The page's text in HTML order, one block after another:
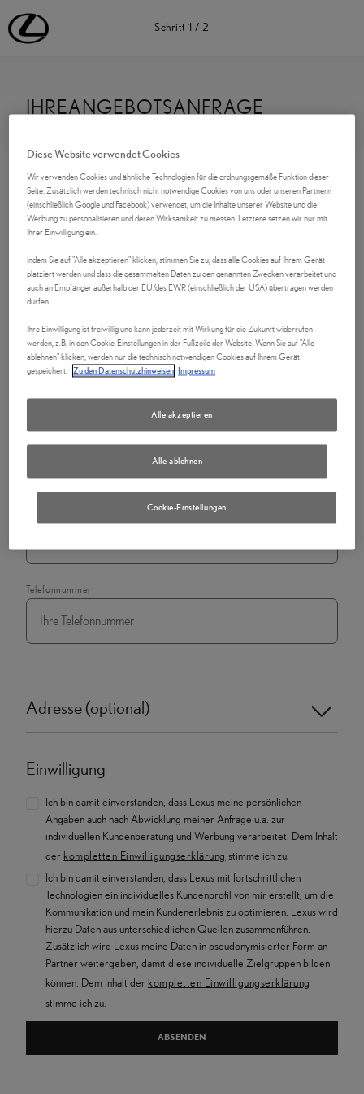
Schritt 1 /2
IHREANGEBOTSANFRAGE
Kontaktdaten
Anrede
Vorname*
Nachname*
Firma*
Telefonnummer
Adresse (optional)
Einwilligung
Ich bin damit einverstanden, dass Lexus meine persönlichen
Angaben auch nach Abwicklung meiner Anfrage u.a. zur
individuellen Kundenberatung und Werbung verarbeitet. Dem Inhalt
der kompletten Einwilligungserklärung stimme ich zu.
Ich bin damit einverstanden, dass Lexus mit fortschrittlichen
Technologien ein individuelles Kundenprofil von mir erstellt, um die
Kommunikation und mein Kundenerlebnis zu optimieren. Lexus wird
hierzu Daten aus unterschiedlichen Quellen zusammenführen.
Zusätzlich wird Lexus meine Daten in pseudonymisierter Form an
Partner weitergeben, damit diese individuelle Zielgruppen bilden
können. Dem Inhalt der kompletten Einwilligungserklärung
stimme ich zu.
ABSENDEN
Diese Website verwendet Cookies
Wir verwenden Cookies und ähnliche Technologien für die ordnungsgemäße Funktion dieser
Seite. Zusätzlich werden technisch nicht notwendige Cookies von uns oder unseren Partnern
(einschließlich Google und Facebook) verwendet, um die Inhalte unserer Website und die
Werbung zu personalisieren und deren Wirksamkeit zu messen. Letztere setzen wir nur mit
Ihrer Einwilligung ein.
Indem Sie auf "Alle akzeptieren" klicken, stimmen Sie zu, dass alle Cookies auf Ihrem Gerät
platziert werden und dass die gesammelten Daten zu den genannten Zwecken verarbeitet und
auch an Empfänger außerhalb der EU/des EWR (einschließlich der USA) übertragen werden
dürfen.
Ihre Einwilligung ist freiwillig und kann jederzeit mit Wirkung für die Zukunft widerrufen
werden, z.B. in den Cookie-Einstellungen in der Fußzeile der Website. Wenn Sie auf "Alle
ablehnen" klicken, werden nur die technisch notwendigen Cookies auf Ihrem Gerät
gespeichert. Zu den Datenschutzhinweisen Impressum
Cookie-Einstellungen
Alle ablehnen
Alle akzeptieren
Lexus Deutschland | Lexus Automobile | Lexus